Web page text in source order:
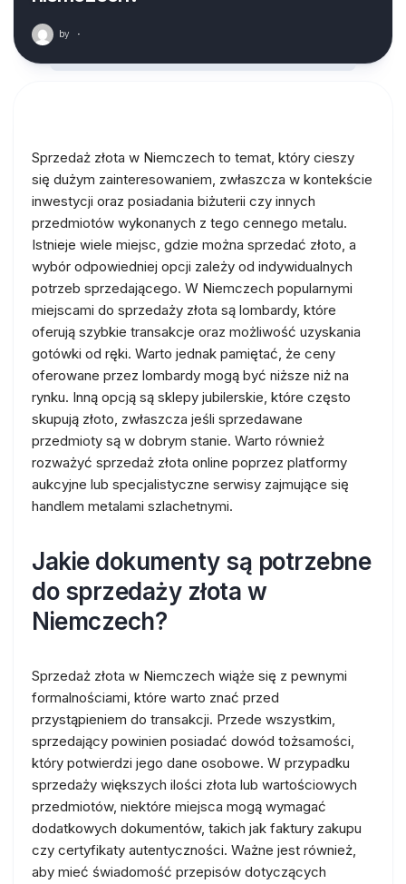
by ·
Sprzedaż złota w Niemczech to temat, który cieszy
się dużym zainteresowaniem, zwłaszcza w kontekście
inwestycji oraz posiadania biżuterii czy innych
przedmiotów wykonanych z tego cennego metalu.
Istnieje wiele miejsc, gdzie można sprzedać złoto, a
wybór odpowiedniej opcji zależy od indywidualnych
potrzeb sprzedającego. W Niemczech popularnymi
miejscami do sprzedaży złota są lombardy, które
oferują szybkie transakcje oraz możliwość uzyskania
gotówki od ręki. Warto jednak pamiętać, że ceny
oferowane przez lombardy mogą być niższe niż na
rynku. Inną opcją są sklepy jubilerskie, które często
skupują złoto, zwłaszcza jeśli sprzedawane
przedmioty są w dobrym stanie. Warto również
rozważyć sprzedaż złota online poprzez platformy
aukcyjne lub specjalistyczne serwisy zajmujące się
handlem metalami szlachetnymi.
Jakie dokumenty są potrzebne
do sprzedaży złota w
Niemczech?
Sprzedaż złota w Niemczech wiąże się z pewnymi
formalnościami, które warto znać przed
przystąpieniem do transakcji. Przede wszystkim,
sprzedający powinien posiadać dowód tożsamości,
który potwierdzi jego dane osobowe. W przypadku
sprzedaży większych ilości złota lub wartościowych
przedmiotów, niektóre miejsca mogą wymagać
dodatkowych dokumentów, takich jak faktury zakupu
czy certyfikaty autentyczności. Ważne jest również,
aby mieć świadomość przepisów dotyczących